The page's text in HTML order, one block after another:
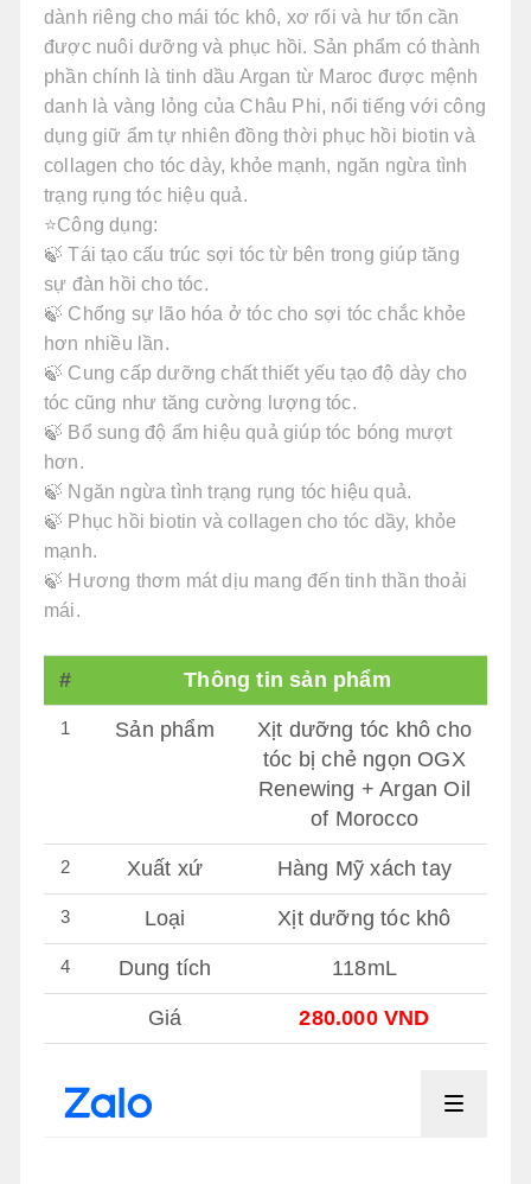
dành riêng cho mái tóc khô, xơ rối và hư tổn cần
được nuôi dưỡng và phục hồi. Sản phẩm có thành
phần chính là tinh dầu Argan từ Maroc được mệnh
danh là vàng lỏng của Châu Phi, nổi tiếng với công
dụng giữ ẩm tự nhiên đồng thời phục hồi biotin và
collagen cho tóc dày, khỏe mạnh, ngăn ngừa tình
trạng rụng tóc hiệu quả.
⭐Công dụng:
🍃 Tái tạo cấu trúc sợi tóc từ bên trong giúp tăng
sự đàn hồi cho tóc.
🍃 Chống sự lão hóa ở tóc cho sợi tóc chắc khỏe
hơn nhiều lần.
🍃 Cung cấp dưỡng chất thiết yếu tạo độ dày cho
tóc cũng như tăng cường lượng tóc.
🍃 Bổ sung độ ẩm hiệu quả giúp tóc bóng mượt
hơn.
🍃 Ngăn ngừa tình trạng rụng tóc hiệu quả.
🍃 Phục hồi biotin và collagen cho tóc dầy, khỏe
mạnh.
🍃 Hương thơm mát dịu mang đến tinh thần thoải
mái.
# Thông tin sản phẩm
1 Sản phẩm
Xịt dưỡng tóc khô cho
tóc bị chẻ ngọn OGX
Renewing + Argan Oil
of Morocco
2 Xuất xứ Hàng Mỹ xách tay
3 Loại Xịt dưỡng tóc khô
4 Dung tích 118mL
Giá 280.000 VND